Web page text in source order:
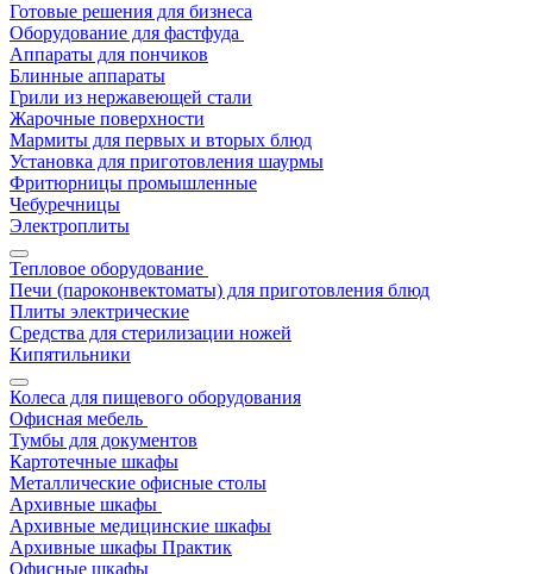
Готовые решения для бизнеса
Оборудование для фастфуда
Аппараты для пончиков
Блинные аппараты
Грили из нержавеющей стали
Жарочные поверхности
Мармиты для первых и вторых блюд
Установка для приготовления шаурмы
Фритюрницы промышленные
Чебуречницы
Электроплиты
Тепловое оборудование
Печи (пароконвектоматы) для приготовления блюд
Плиты электрические
Средства для стерилизации ножей
Кипятильники
Колеса для пищевого оборудования
Офисная мебель
Тумбы для документов
Картотечные шкафы
Металлические офисные столы
Архивные шкафы
Архивные медицинские шкафы
Архивные шкафы Практик
Офисные шкафы